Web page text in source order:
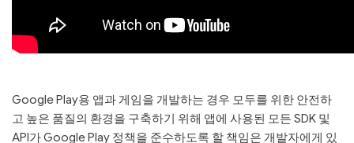
Google Play용 앱과 게임을 개발하는 경우 모두를 위한 안전하
고 높은 품질의 환경을 구축하기 위해 앱에 사용된 모든 SDK 및
API가 Google Play 정책을 준수하도록 할 책임은 개발자에게 있